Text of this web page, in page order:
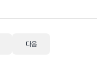
다음